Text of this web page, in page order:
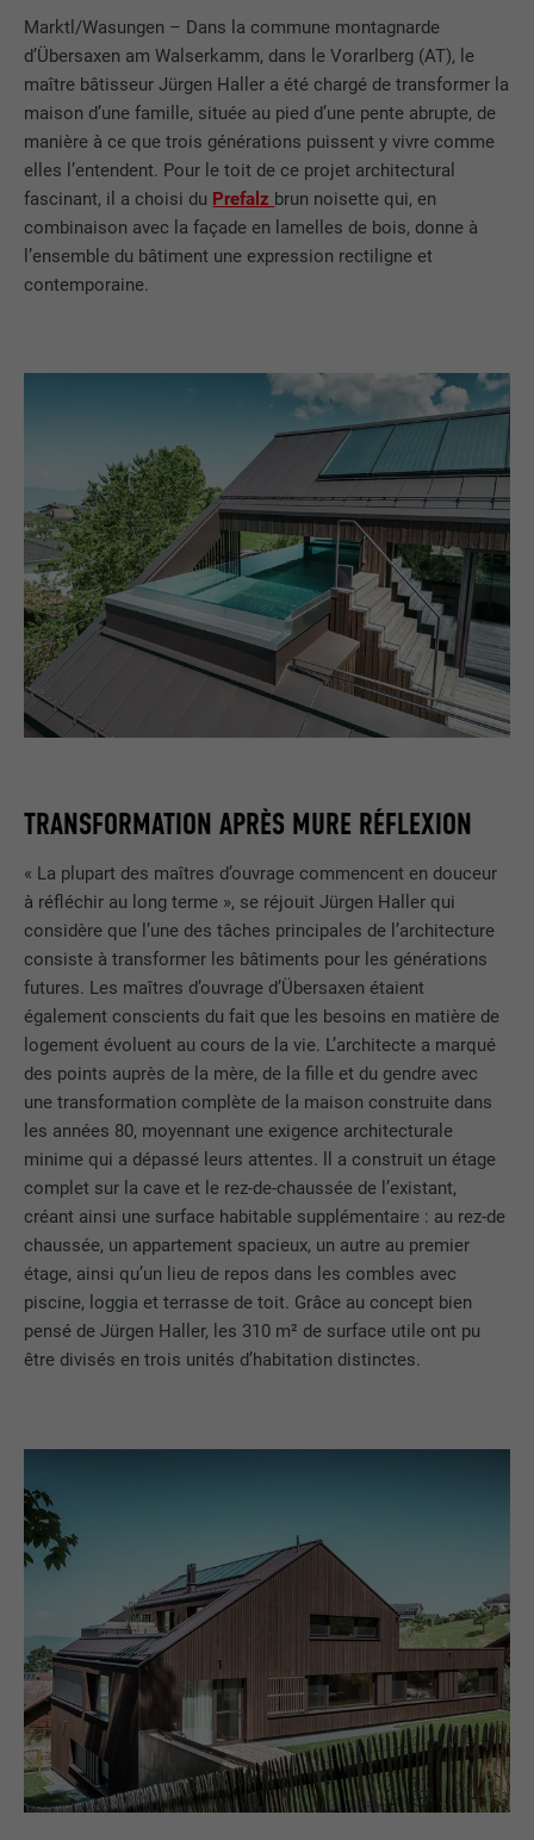
Marktl/Wasungen – Dans la commune montagnarde
d’Übersaxen am Walserkamm, dans le Vorarlberg (AT), le
maître bâtisseur Jürgen Haller a été chargé de transformer la
maison d’une famille, située au pied d’une pente abrupte, de
manière à ce que trois générations puissent y vivre comme
elles l’entendent. Pour le toit de ce projet architectural
fascinant, il a choisi du Prefalz brun noisette qui, en
combinaison avec la façade en lamelles de bois, donne à
l’ensemble du bâtiment une expression rectiligne et
contemporaine.
TRANSFORMATION APRÈS MURE RÉFLEXION
« La plupart des maîtres d’ouvrage commencent en douceur
à réfléchir au long terme », se réjouit Jürgen Haller qui
considère que l’une des tâches principales de l’architecture
consiste à transformer les bâtiments pour les générations
futures. Les maîtres d’ouvrage d’Übersaxen étaient
également conscients du fait que les besoins en matière de
logement évoluent au cours de la vie. L’architecte a marqué
des points auprès de la mère, de la fille et du gendre avec
une transformation complète de la maison construite dans
les années 80, moyennant une exigence architecturale
minime qui a dépassé leurs attentes. ll a construit un étage
complet sur la cave et le rez-de-chaussée de l’existant,
créant ainsi une surface habitable supplémentaire : au rez-de
chaussée, un appartement spacieux, un autre au premier
étage, ainsi qu’un lieu de repos dans les combles avec
piscine, loggia et terrasse de toit. Grâce au concept bien
pensé de Jürgen Haller, les 310 m² de surface utile ont pu
être divisés en trois unités d’habitation distinctes.